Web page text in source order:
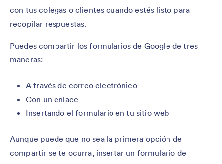
con tus colegas o clientes cuando estés listo para
recopilar respuestas.
Puedes compartir los formularios de Google de tres
maneras:
A través de correo electrónico
Con un enlace
Insertando el formulario en tu sitio web
Aunque puede que no sea la primera opción de
compartir se te ocurra, insertar un formulario de